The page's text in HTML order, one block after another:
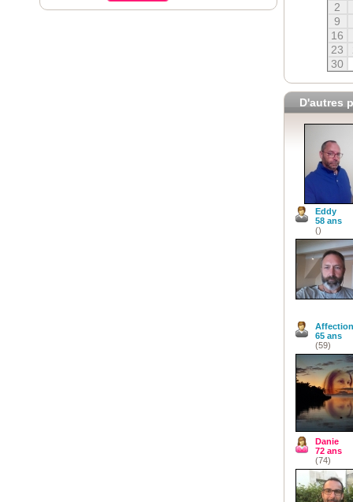
2
9
16
23
30
D'autres
Eddy
58 ans
()
65 ans
(59)
Danie
72 ans
(74)